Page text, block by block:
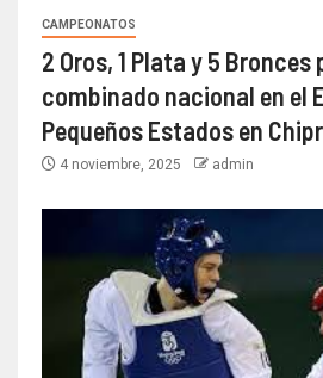
CAMPEONATOS
2 Oros, 1 Plata y 5 Bronces
combinado nacional en el
Pequeños Estados en
4 noviembre, 2025 admin